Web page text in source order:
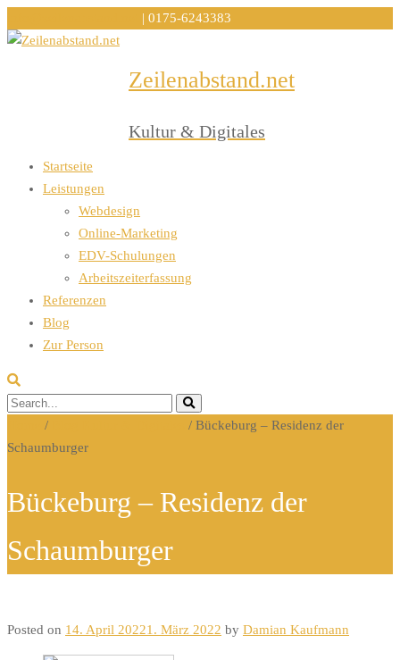
| 0175-6243383
Zeilenabstand.net
Kultur & Digitales
Startseite
Leistungen
Webdesign
Online-Marketing
EDV-Schulungen
Arbeitszeiterfassung
Referenzen
Blog
Zur Person
/ / Bückeburg – Residenz der
Schaumburger
Bückeburg – Residenz der
Schaumburger
Posted on 14. April 20221. März 2022 by Damian Kaufmann